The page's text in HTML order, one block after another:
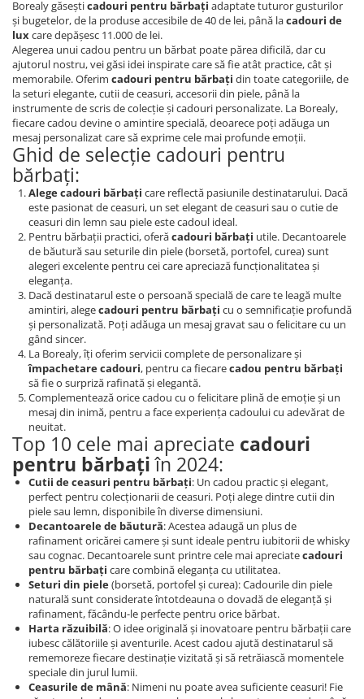
Borealy găseșticadouri pentru bărbați adaptate tuturor gusturilor
și bugetelor, de la produse accesibile de 40 de lei, până lacadouri de
luxcare depășesc 11.000 de lei.
Alegerea unui cadou pentru un bărbat poate părea dificilă, dar cu
ajutorul nostru, vei găsi idei inspirate care să fie atât practice, cât și
memorabile. Oferim cadouri pentru bărbați din toate categoriile, de
la seturi elegante, cutii de ceasuri, accesorii din piele, până la
instrumente de scris de colecție și cadouri personalizate. La Borealy,
fiecare cadou devine o amintire specială, deoarece poți adăuga un
mesaj personalizat care să exprime cele mai profunde emoții.
Ghid de selecție cadouri pentru
bărbați:
Alege cadouri bărbați care reflectă pasiunile destinatarului. Dacă
este pasionat de ceasuri, un set elegant de ceasuri sau o cutie de
ceasuri din lemn sau piele este cadoul ideal.
Pentru bărbații practici, oferăcadouri bărbați utile. Decantoarele
de băutură sau seturile din piele (borsetă, portofel, curea) sunt
alegeri excelente pentru cei care apreciază funcționalitatea și
eleganța.
Dacă destinatarul este o persoană specială de care te leagă multe
amintiri, alegecadouri pentru bărbați cu o semnificație profundă
și personalizată. Poți adăuga un mesaj gravat sau o felicitare cu un
gând sincer.
La Borealy, îți oferim servicii complete de personalizare și
împachetare cadouri, pentru ca fiecarecadou pentru bărbați
să fie o surpriză rafinată și elegantă.
Complementează orice cadou cu o felicitare plină de emoție și un
mesaj din inimă, pentru a face experiența cadoului cu adevărat de
neuitat.
Top 10 cele mai apreciate cadouri
pentru bărbațiîn 2024:
Cutii de ceasuri pentru bărbați: Un cadou practic și elegant,
perfect pentru colecționarii de ceasuri. Poți alege dintre cutii din
piele sau lemn, disponibile în diverse dimensiuni.
Decantoarele de băutură: Acestea adaugă un plus de
rafinament oricărei camere și sunt ideale pentru iubitorii de whisky
sau cognac. Decantoarele sunt printre cele mai apreciatecadouri
pentru bărbați care combină eleganța cu utilitatea.
Seturi din piele(borsetă, portofel și curea): Cadourile din piele
naturală sunt considerate întotdeauna o dovadă de eleganță și
rafinament, făcându-le perfecte pentru orice bărbat.
Harta răzuibilă: O idee originală și inovatoare pentru bărbații care
iubesc călătoriile și aventurile. Acest cadou ajută destinatarul să
rememoreze fiecare destinație vizitată și să retrăiască momentele
speciale din jurul lumii.
Ceasurile de mână: Nimeni nu poate avea suficiente ceasuri! Fie